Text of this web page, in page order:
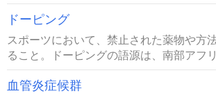
ドーピング
スポーツにおいて、禁止された薬物や方
ること。ドーピングの語源は、南部アフ
血管炎症候群